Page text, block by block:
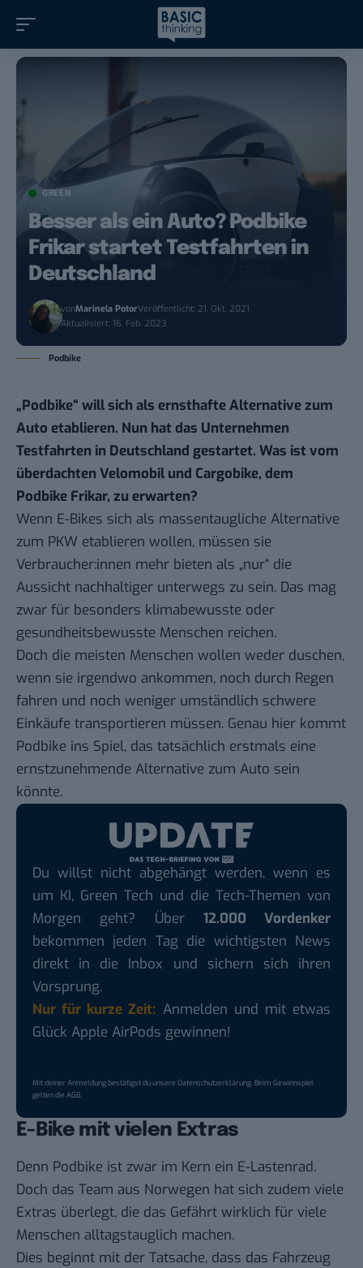
GREEN
Besser als ein Auto? Podbike
Frikar startet Testfahrten in
Deutschland
vonMarinela PotorVeröffentlicht: 21. Okt. 2021
Aktualisiert: 16. Feb. 2023
Podbike
„Podbike“ will sich als ernsthafte Alternative zum
Auto etablieren. Nun hat das Unternehmen
Testfahrten in Deutschland gestartet. Was ist vom
überdachten Velomobil und Cargobike, dem
Podbike Frikar, zu erwarten?
Wenn E-Bikes sich als massentaugliche Alternative
zum PKW etablieren wollen, müssen sie
Verbraucher:innen mehr bieten als „nur“ die
Aussicht nachhaltiger unterwegs zu sein. Das mag
zwar für besonders klimabewusste oder
gesundheitsbewusste Menschen reichen.
Doch die meisten Menschen wollen weder duschen,
wenn sie irgendwo ankommen, noch durch Regen
fahren und noch weniger umständlich schwere
Einkäufe transportieren müssen. Genau hier kommt
Podbike ins Spiel, das tatsächlich erstmals eine
ernstzunehmende Alternative zum Auto sein
könnte.
Du willst nicht abgehängt werden, wenn es
um KI, Green Tech und die Tech-Themen von
Morgen geht? Über 12.000 Vordenker
bekommen jeden Tag die wichtigsten News
direkt in die Inbox und sichern sich ihren
Vorsprung.
Nur für kurze Zeit: Anmelden und mit etwas
Glück Apple AirPods gewinnen!
Mit deiner Anmeldung bestätigst du unsereDatenschutzerklärung. Beim Gewinnspiel
gelten dieAGB.
E-Bike mit vielen Extras
Denn Podbike ist zwar im Kern ein E-Lastenrad.
Doch das Team aus Norwegen hat sich zudem viele
Extras überlegt, die das Gefährt wirklich für viele
Menschen alltagstauglich machen.
Dies beginnt mit der Tatsache, dass das Fahrzeug